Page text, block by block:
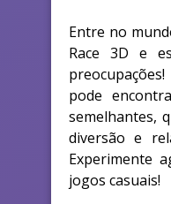
Entre no
Race 3D e
pode
semelhantes,
diversão e
Experimente
jogos casuais!